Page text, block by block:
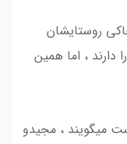
روستایشان
دارند ، اما همین
میگویند ، مجیدو